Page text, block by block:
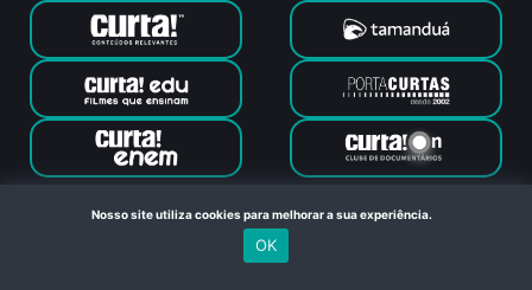
Canal Curta © 2024. Todos os direitos reservados. Feito com
no Rio de Janeiro
Nosso site utiliza cookies para melhorar a sua experiência.
OK